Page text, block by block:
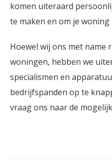
komen uiteraard
te maken en om je
Hoewel wij ons met name
woningen, hebben we
specialismen en
bedrijfspanden op te
vraag ons naar de